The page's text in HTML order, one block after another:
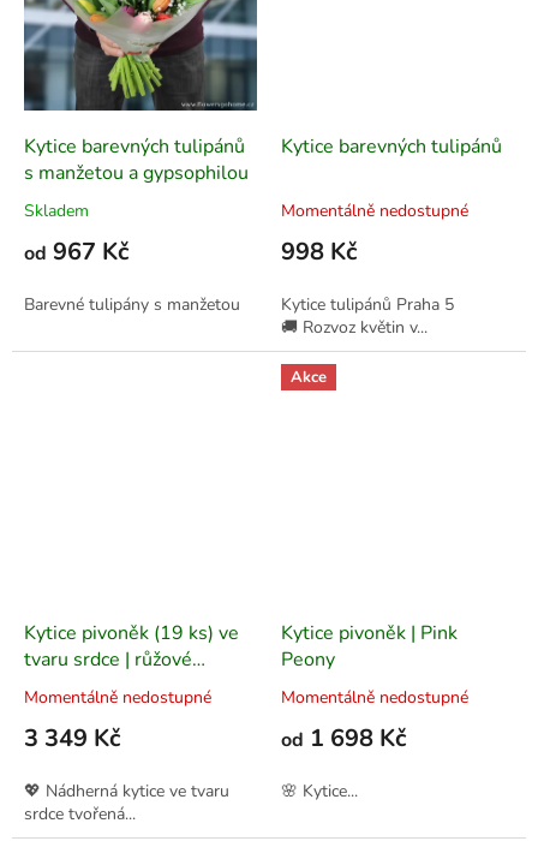
Kytice barevných tulipánů
s manžetou a gypsophilou
Skladem
od 967 Kč
Barevné tulipány s manžetou
Kytice barevných tulipánů
Momentálně nedostupné
998 Kč
Kytice tulipánů Praha 5
🚚 Rozvoz květin v...
Kytice pivoněk (19 ks) ve
tvaru srdce | růžové
pivoňky ve stylové
Momentálně nedostupné
3 349 Kč
💖 Nádherná kytice ve tvaru
srdce tvořená...
Akce
Kytice pivoněk | Pink
Peony
Momentálně nedostupné
od 1 698 Kč
🌸 Kytice...